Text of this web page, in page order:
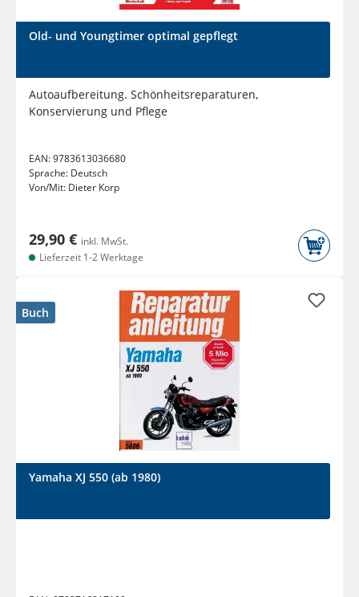
Old- und Youngtimer optimal gepflegt
Autoaufbereitung. Schönheitsreparaturen,
Konservierung und Pflege
EAN:9783613036680
Sprache: Deutsch
Von/Mit: Dieter Korp
29,90 € inkl. MwSt.
Lieferzeit 1-2 Werktage
Buch
Yamaha XJ 550 (ab 1980)